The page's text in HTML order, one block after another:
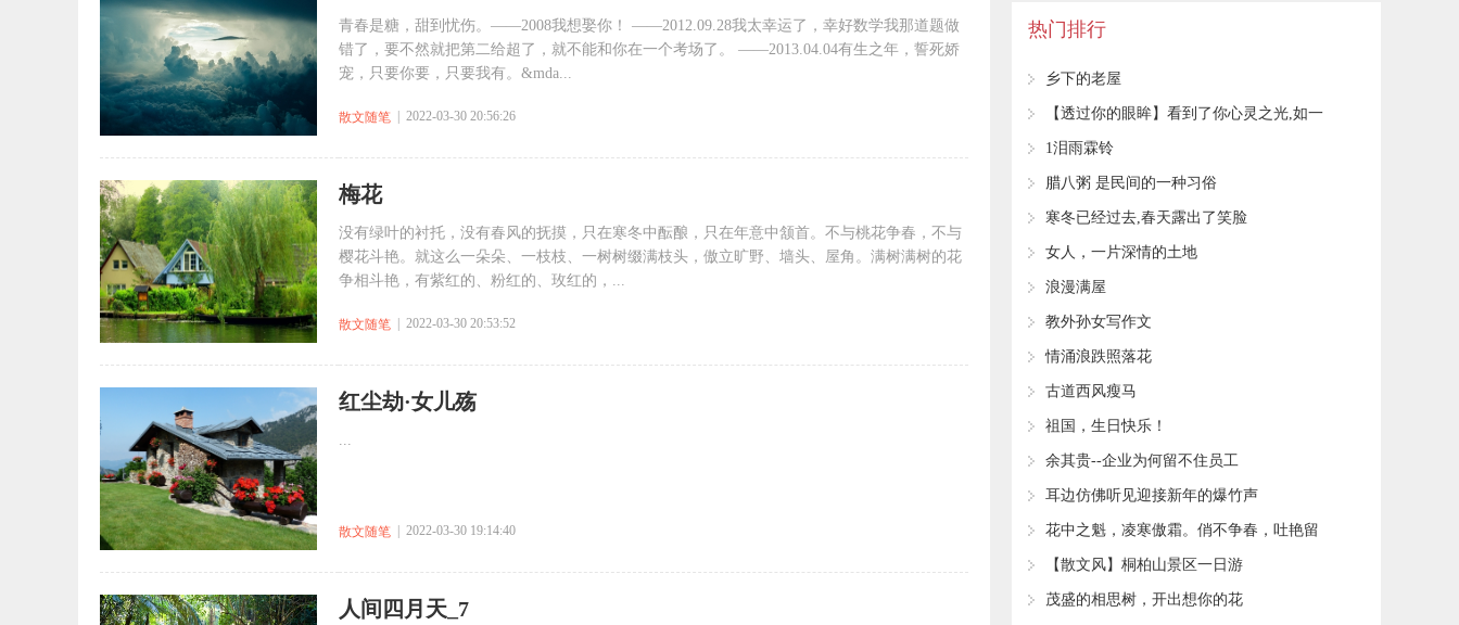
青春是糖，甜到忧伤。——2008我想娶你！ ——2012.09.28我太幸运了，幸好数学我那道题做
错了，要不然就把第二给超了，就不能和你在一个考场了。 ——2013.04.04有生之年，誓死娇
宠，只要你要，只要我有。&mda...
散文随笔 | 2022-03-30 20:56:26
梅花
没有绿叶的衬托，没有春风的抚摸，只在寒冬中酝酿，只在年意中颔首。不与桃花争春，不与
樱花斗艳。就这么一朵朵、一枝枝、一树树缀满枝头，傲立旷野、墙头、屋角。满树满树的花
争相斗艳，有紫红的、粉红的、玫红的，...
散文随笔 | 2022-03-30 20:53:52
红尘劫·女儿殇
...
散文随笔 | 2022-03-30 19:14:40
人间四月天_7
热门排行
乡下的老屋
【透过你的眼眸】看到了你心灵之光,如一
湖秋
1泪雨霖铃
腊八粥 是民间的一种习俗
寒冬已经过去,春天露出了笑脸
女人，一片深情的土地
浪漫满屋
教外孙女写作文
情涌浪跌照落花
古道西风瘦马
祖国，生日快乐！
余其贵--企业为何留不住员工
耳边仿佛听见迎接新年的爆竹声
花中之魁，凌寒傲霜。俏不争春，吐艳留
香。
【散文风】桐柏山景区一日游
茂盛的相思树，开出想你的花